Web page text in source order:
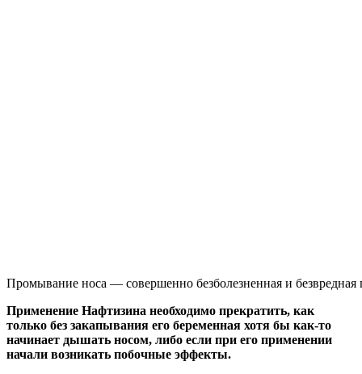
Промывание носа — совершенно безболезненная и безвредная
Применение Нафтизина необходимо прекратить, как
только без закапывания его беременная хотя бы как-то
начинает дышать носом, либо если при его применении
начали возникать побочные эффекты.